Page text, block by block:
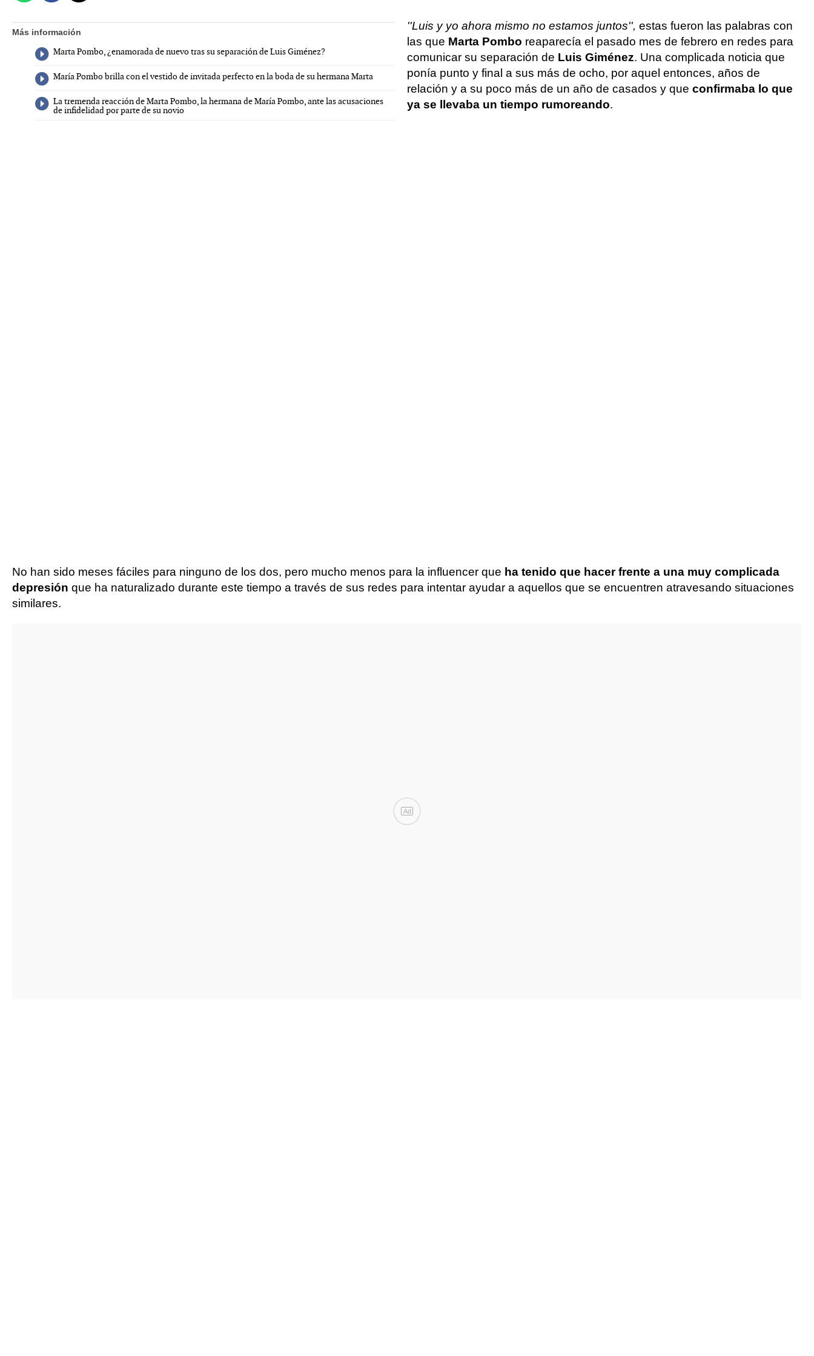
Más información
Marta Pombo, ¿enamorada de nuevo tras su separación de Luis Giménez?
María Pombo brilla con el vestido de invitada perfecto en la boda de su hermana Marta
La tremenda reacción de Marta Pombo, la hermana de María Pombo, ante las acusaciones
de infidelidad por parte de su novio
''Luis y yo ahora mismo no estamos juntos'', estas fueron las palabras con
las que Marta Pombo reaparecía el pasado mes de febrero en redes para
comunicar su separación de Luis Giménez. Una complicada noticia que
ponía punto y final a sus más de ocho, por aquel entonces, años de
relación y a su poco más de un año de casados y que confirmaba lo que
ya se llevaba un tiempo rumoreando.
No han sido meses fáciles para ninguno de los dos, pero mucho menos para la influencer que ha tenido que hacer frente a una muy complicada
depresión que ha naturalizado durante este tiempo a través de sus redes para intentar ayudar a aquellos que se encuentren atravesando situaciones
similares.
Ad